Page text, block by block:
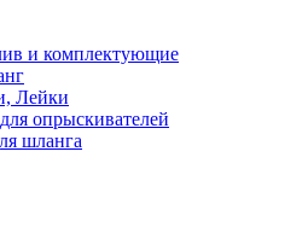
и комплектующие
Лейки
опрыскивателей
шланга